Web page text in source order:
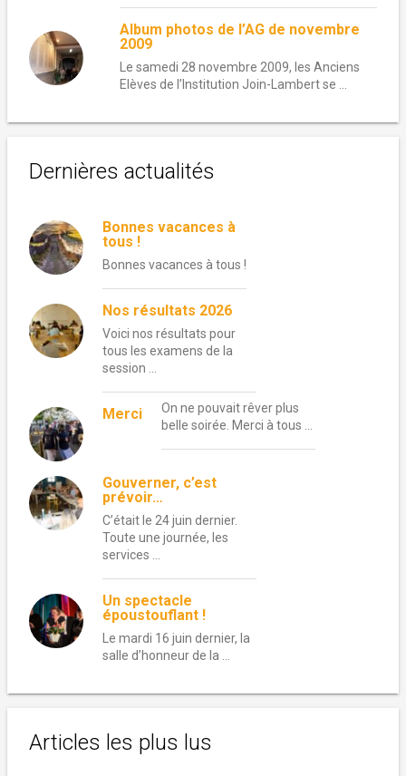
Album photos de l’AG de novembre
2009
Le samedi 28 novembre 2009, les Anciens
Elèves de l’Institution Join-Lambert se ...
Dernières actualités
Bonnes vacances à
tous !
Bonnes vacances à tous !
Nos résultats 2026
Voici nos résultats pour
tous les examens de la
session …
Merci
On ne pouvait rêver plus
belle soirée. Merci à tous …
Gouverner, c’est
prévoir…
C’était le 24 juin dernier.
Toute une journée, les
services …
Un spectacle
époustouflant !
Le mardi 16 juin dernier, la
salle d’honneur de la …
Articles les plus lus